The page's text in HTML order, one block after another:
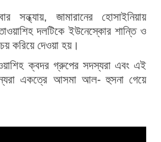
সন্ধ্যায়, জামারানের হোসাইনিয়ায়
দলটিকে ইউনেস্কোর শান্তি ও
করিয়ে দেওয়া হয়।
ক্বদর গ্রুপের সদস্যরা এবং এই
একত্রে আসমা আল- হুসনা গেয়ে